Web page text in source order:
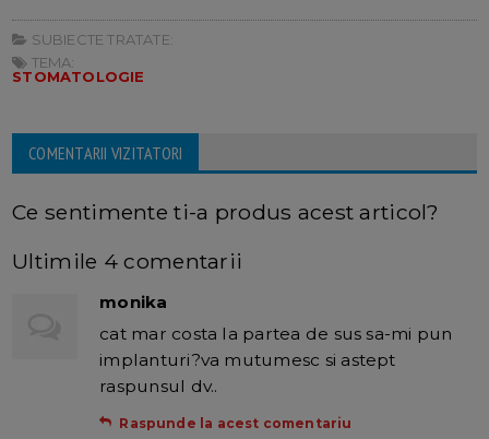
SUBIECTE TRATATE:
TEMA:
STOMATOLOGIE
COMENTARII VIZITATORI
Ce sentimente ti-a produs acest articol?
Ultimile 4 comentarii
monika
cat mar costa la partea de sus sa-mi pun
implanturi?va mutumesc si astept
raspunsul dv..
Raspunde la acest comentariu